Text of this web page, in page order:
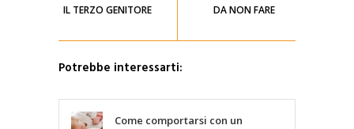
IL TERZO GENITORE
DA NON FARE
Potrebbe interessarti:
Come comportarsi con un